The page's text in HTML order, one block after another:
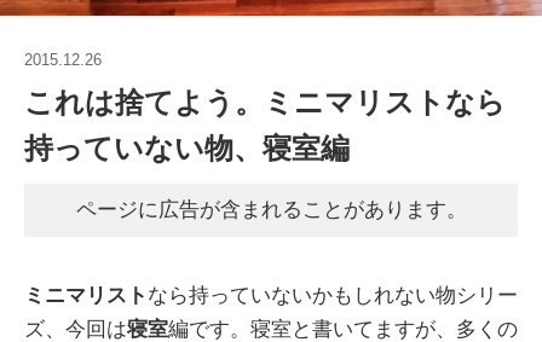
2015.12.26
これは捨てよう。ミニマリストなら
持っていない物、寝室編
ページに広告が含まれることがあります。
ミニマリスト なら持っていないかもしれない物シリー
ズ、今回は寝室編です。寝室と書いてますが、多くの